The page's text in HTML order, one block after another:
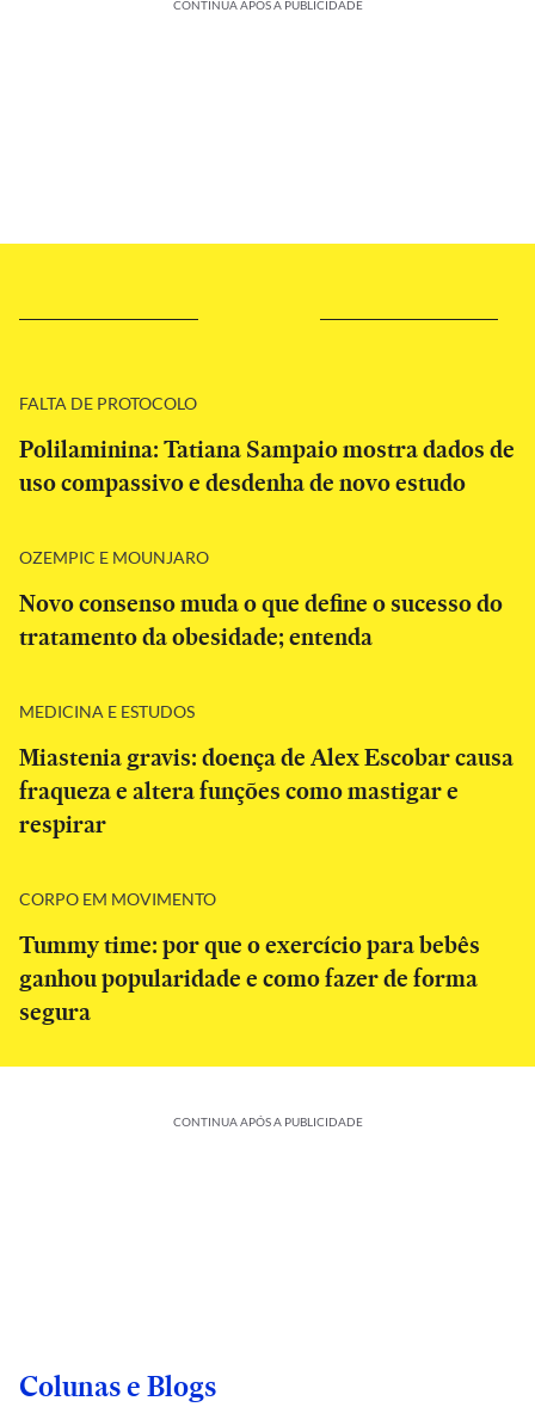
CONTINUA APÓS A PUBLICIDADE
FALTA DE PROTOCOLO
Polilaminina: Tatiana Sampaio mostra dados de
uso compassivo e desdenha de novo estudo
OZEMPIC E MOUNJARO
Novo consenso muda o que define o sucesso do
tratamento da obesidade; entenda
MEDICINA E ESTUDOS
Miastenia gravis: doença de Alex Escobar causa
fraqueza e altera funções como mastigar e
respirar
CORPO EM MOVIMENTO
Tummy time: por que o exercício para bebês
ganhou popularidade e como fazer de forma
segura
CONTINUA APÓS A PUBLICIDADE
Colunas e Blogs